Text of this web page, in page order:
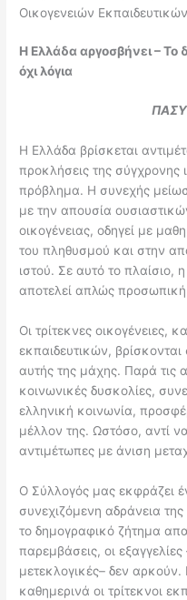
Οικογενειών Εκπαιδευτικών
Η Ελλάδα αργοσβήνει – Το
όχι λόγια
Η Ελλάδα βρίσκεται
προκλήσεις της σύγχρονης
πρόβλημα. Η συνεχής
με την απουσία
οικογένειας, οδηγεί με
του πληθυσμού και στην
ιστού. Σε αυτό το πλαίσιο,
αποτελεί απλώς
Οι τρίτεκνες οικογένειες,
εκπαιδευτικών,
αυτής της μάχης. Παρά τις
κοινωνικές δυσκολίες,
ελληνική κοινωνία,
μέλλον της. Ωστόσο, αντί
αντιμέτωπες με άνιση
Ο Σύλλογός μας εκφράζει
συνεχιζόμενη αδράνεια
το δημογραφικό ζήτημα
παρεμβάσεις, οι
μετεκλογικές– δεν
καθημερινά οι τρίτεκνοι